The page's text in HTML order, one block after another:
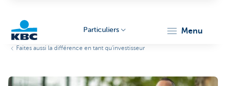
Particuliers menu
Faites aussi la différence en tant qu'investisseur